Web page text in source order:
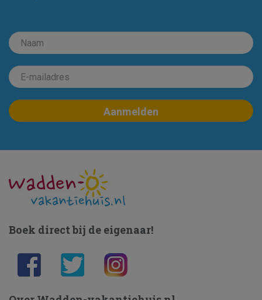
Boek direct bij de eigenaar!